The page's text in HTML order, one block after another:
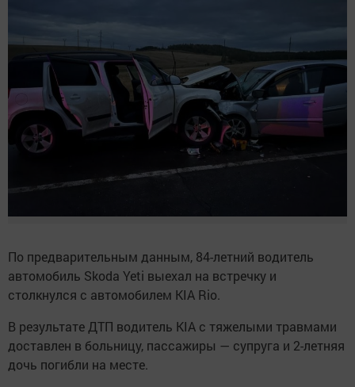
По предварительным данным, 84-летний водитель
автомобиль Skoda Yeti выехал на встречку и
столкнулся с автомобилем KIA Rio.
В результате ДТП водитель KIA с тяжелыми травмами
доставлен в больницу, пассажиры — супруга и 2-летняя
дочь погибли на месте.